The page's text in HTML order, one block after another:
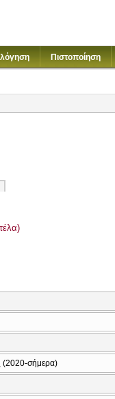
Πιστοποίηση
(2020-σήμερα)